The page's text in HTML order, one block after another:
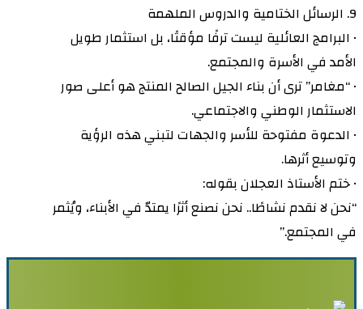
9. الرسائل الختامية والدروس الملهمة
• البرامج العائلية ليست ترفًا مؤقتًا، بل استثمار طويل
الأمد في الأسرة والمجتمع.
• “مغامر” ترى أن بناء الجيل الصالح المنتج هو أعلى صور
الاستثمار الوطني والاجتماعي.
• الدعوة مفتوحة للأسر والجهات لتبني هذه الرؤية
وتوسيع أثرها.
• ختم الأستاذ العجلان بقوله:
“نحن لا نقدم نشاطًا.. نحن نصنع أثرًا يمتدّ في الأبناء، ويُثمر
في المجتمع.”